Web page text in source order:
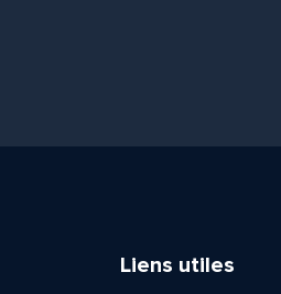
Liens utiles